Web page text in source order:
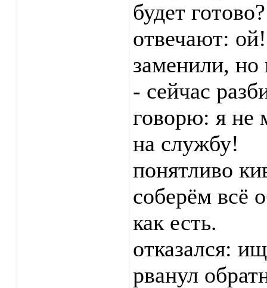
будет готово?
отвечают:
заменили, но
- сейчас
говорю: я не
на службу!
понятливо
соберём всё
как есть.
отказался:
рванул